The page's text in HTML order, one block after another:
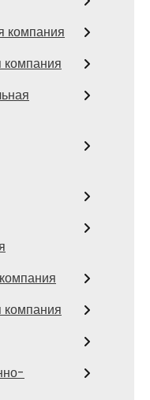
компания
компания
компания